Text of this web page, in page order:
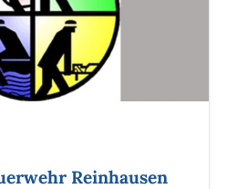
Reinhausen